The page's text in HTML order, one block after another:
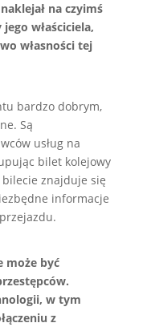
na czyimś
właściciela,
własności tej
bardzo dobrym,
Są
usług na
bilet kolejowy
znajduje się
informacje
może być
w tym
z